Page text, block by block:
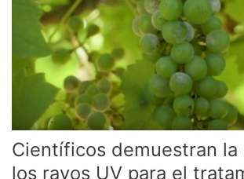
Científicos demuestran la
los rayos UV para el
eficacia
los
rayos
el
tratamiento
del